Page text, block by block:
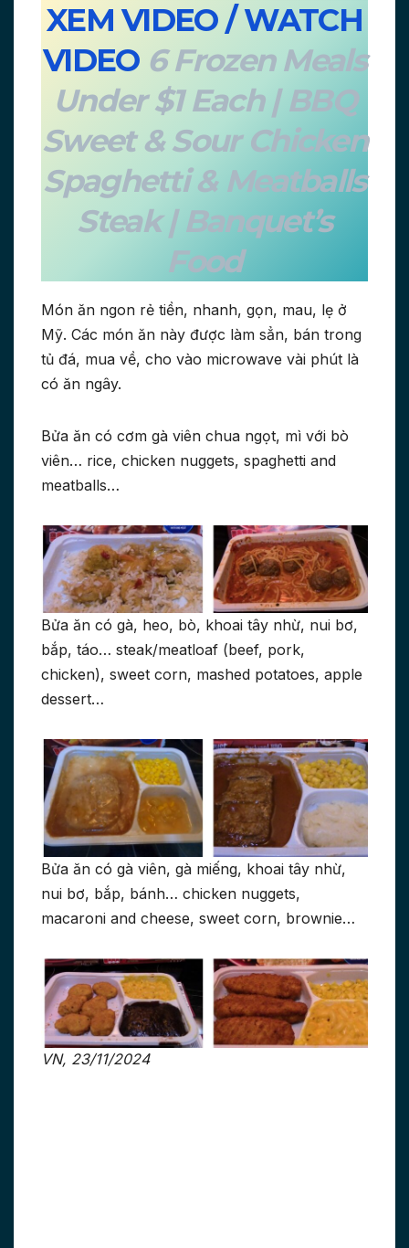
XEM VIDEO / WATCH
VIDEO 6 Frozen Meals
Under $1 Each | BBQ
Sweet & Sour Chicken
Spaghetti & Meatballs
Steak | Banquet’s
Food
Món ăn ngon rẻ tiền, nhanh, gọn, mau, lẹ ở
Mỹ. Các món ăn này được làm sẳn, bán trong
tủ đá, mua về, cho vào microwave vài phút là
có ăn ngây.
Bửa ăn có cơm gà viên chua ngọt, mì với bò
viên… rice, chicken nuggets, spaghetti and
meatballs…
Bửa ăn có gà, heo, bò, khoai tây nhừ, nui bơ,
bắp, táo… steak/meatloaf (beef, pork,
chicken), sweet corn, mashed potatoes, apple
dessert…
Bửa ăn có gà viên, gà miếng, khoai tây nhừ,
nui bơ, bắp, bánh… chicken nuggets,
macaroni and cheese, sweet corn, brownie…
VN, 23/11/2024